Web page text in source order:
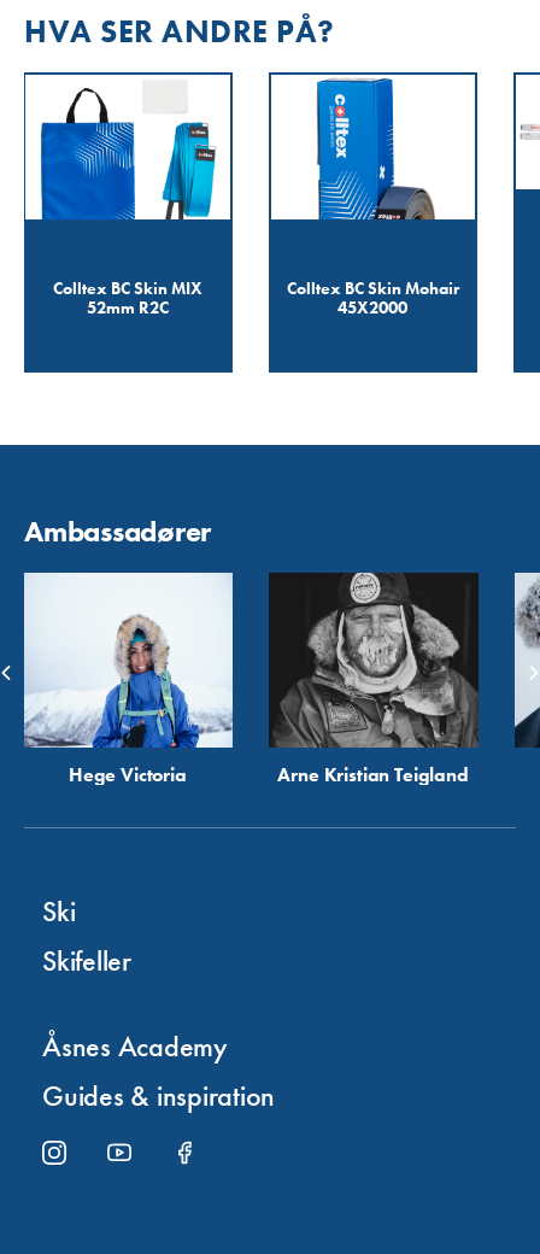
HVA SER ANDRE PÅ?
Colltex BC Skin MIX
52mm R2C
Colltex BC Skin Mohair
45X2000
Ambassadører
Hege Victoria Arne Kristian Teigland
Ski
Skifeller
Åsnes Academy
Guides & inspiration